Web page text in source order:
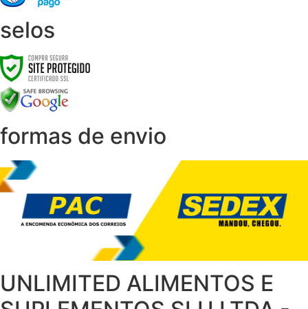
selos
formas de envio
UNLIMITED ALIMENTOS E